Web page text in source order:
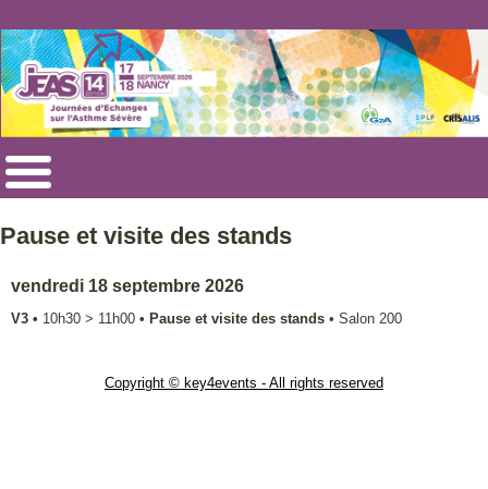
Pause et visite des stands
vendredi 18 septembre 2026
V3 • 10h30 > 11h00 • Pause et visite des stands • Salon 200
Copyright © key4events - All rights reserved